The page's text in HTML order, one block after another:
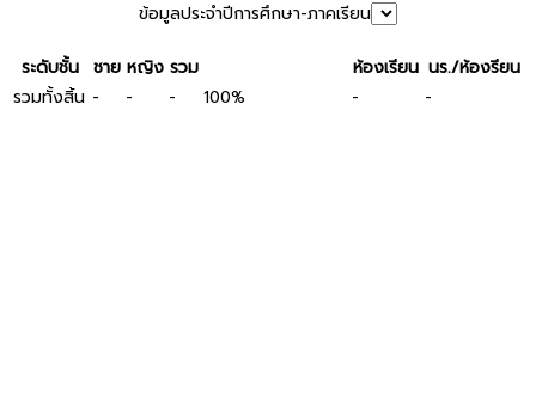
ข้อมูลประจำปีการศึกษา-ภาคเรียน
ระดับชั้น ชาย หญิง รวม ห้องเรียน นร./ห้องรียน
รวมทั้งสิ้น - - - 100% - -